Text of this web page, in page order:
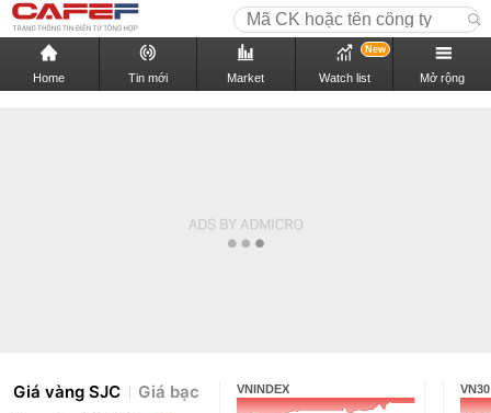
Home Tin mới Market Watch list
New
Mở rộng
Giá vàng SJC Giá bạc VNINDEX VN30